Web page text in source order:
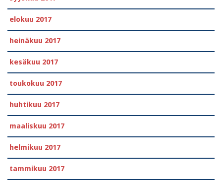
elokuu 2017
heinäkuu 2017
kesäkuu 2017
toukokuu 2017
huhtikuu 2017
maaliskuu 2017
helmikuu 2017
tammikuu 2017